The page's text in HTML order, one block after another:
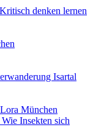
denken lernen
Isartal
München
Insekten sich